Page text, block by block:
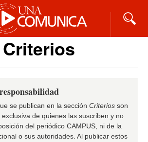
Criterios
se publican en la sección Criterios son
de quienes las suscriben y no
del periódico CAMPUS, ni de la
o sus autoridades. Al publicar estos